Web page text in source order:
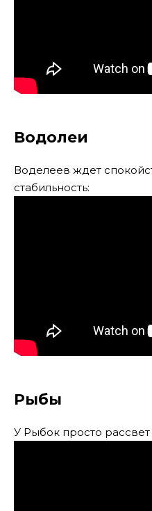
Водолеи
Воделеев ждет
стабильность:
Рыбы
У Рыбок просто